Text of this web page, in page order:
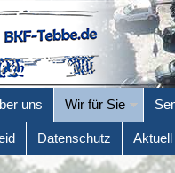
uns Wir für Sie
Datenschutz Aktuell